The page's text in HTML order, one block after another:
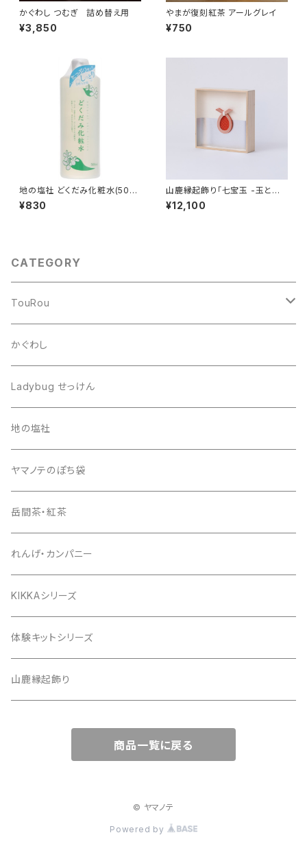
かぐわし つむぎ 詰め替え用
¥3,850
やまが復刻紅茶 アールグレイ
¥750
地の塩社 どくだみ化粧水(500
ml)
¥830
山鹿縁起飾り「七宝玉 -玉と七
宝-」
¥12,100
CATEGORY
TouRou
stand
ring
かぐわし
Ladybug せっけん
地の塩社
ヤマノテのぽち袋
岳間茶・紅茶
れんげ・カンパニー
KIKKAシリーズ
体験キットシリーズ
山鹿縁起飾り
商品一覧に戻る
© ヤマノテ
Powered by